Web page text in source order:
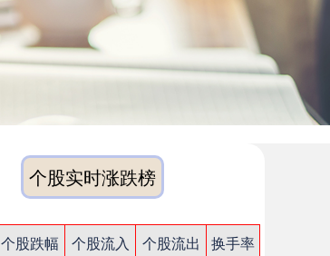
个股实时涨跌榜
个股跌幅 个股流入 个股流出
换手率